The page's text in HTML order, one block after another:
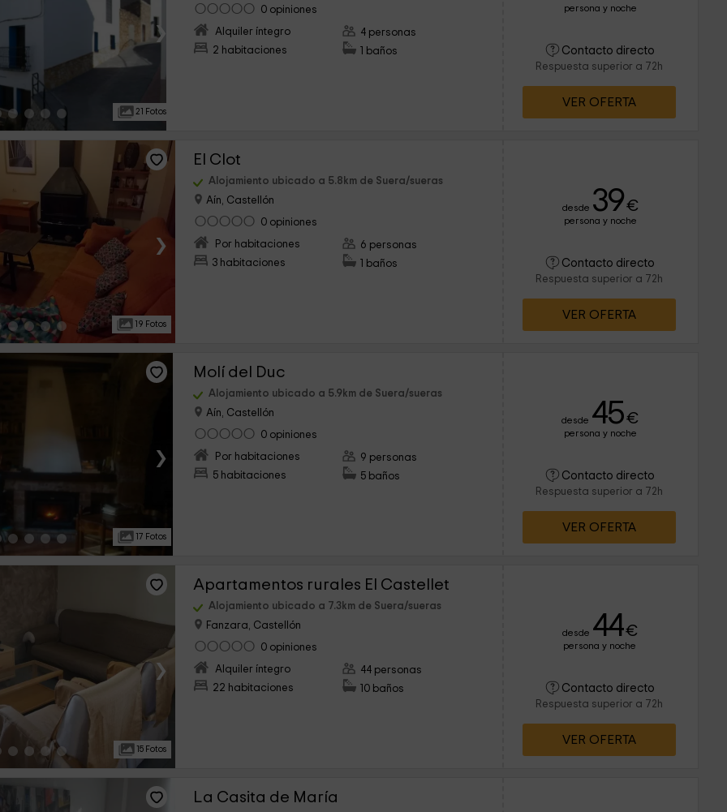
›
21 Fotos
0 opiniones
Alquiler íntegro
2 habitaciones
4 personas
1 baños
persona y noche
Contacto directo
Respuesta superior a 72h
VER OFERTA
›
19 Fotos
El Clot
Alojamiento ubicado a 5.8km de Suera/sueras
Aín, Castellón
0 opiniones
Por habitaciones
3 habitaciones
6 personas
1 baños
desde 39€
persona y noche
Contacto directo
Respuesta superior a 72h
VER OFERTA
›
17 Fotos
Molí del Duc
Alojamiento ubicado a 5.9km de Suera/sueras
Aín, Castellón
0 opiniones
Por habitaciones
5 habitaciones
9 personas
5 baños
desde 45€
persona y noche
Contacto directo
Respuesta superior a 72h
VER OFERTA
›
15 Fotos
Apartamentos rurales El Castellet
Alojamiento ubicado a 7.3km de Suera/sueras
Fanzara, Castellón
0 opiniones
Alquiler íntegro
22 habitaciones
44 personas
10 baños
desde 44€
persona y noche
Contacto directo
Respuesta superior a 72h
VER OFERTA
La Casita de María